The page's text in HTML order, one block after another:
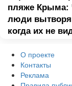
пляже Крыма:
люди
когда их не
О проекте
Контакты
Реклама